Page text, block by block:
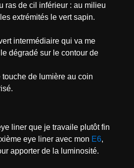
ras de cil inférieur : au milieu
extrémités le vert sapin.
intermédiaire qui va me
dégradé sur le contour de
touche de lumière au coin
liner que je travaile plutôt fin
eye liner avec mon E6,
apporter de la luminosité.